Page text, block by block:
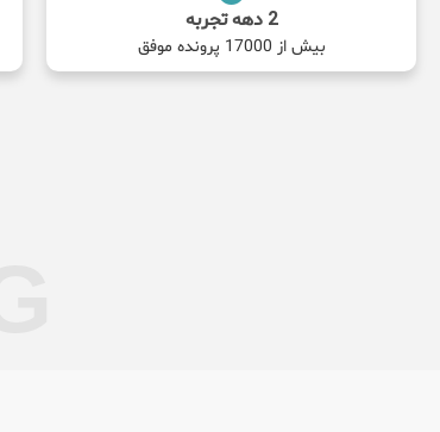
2 دهه تجربه
بیش از 17000 پرونده موفق